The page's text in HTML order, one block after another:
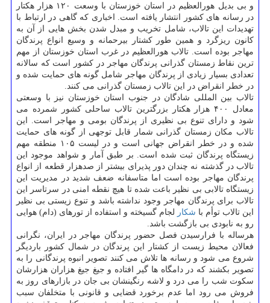
و بی بدیل هورالعظیم در استان خوزستان با وسعت ۱۲۰ هزار هكتار
در رسانه های كشور انتشار یافته است. اخباری كه گاهی در ارتباط با
تهدیدات این تالاب، شامل تخریب و مبدل شدن بخش هایی از آن به
كانون ریزگرد و همین طور كشتار بیرحمانه و وسیع انواع پرندگان
مهاجر بوده است. تالاب هورالعظیم در غرب استان خوزستان از مهم
ترین نقاط زمستان گذرانی پرندگان مهاجر در كشور است كه سالانه
تعدادی بسیار زیادی از پرندگان مهاجر شامل گونه های حمایت شده و
در خطر انقراض در این تالاب زمستان گذرانی می كنند.
تالاب بین المللی شادگان در جنوب استان خوزستان نیز با وسعتی
معادل ۴۰۰ هزار هكتار بزرگترین تالاب ساحلی كشور شمرده می
شود و دارای تنوع بی نظیری از پرندگان بومی و مهاجر است. این
تالاب مكان زمستان گذرانی شمار قابل توجهی از گونه های حمایت
شده و در خطر انقراض جهانی است و در لیست ۱۰۵ منطقه مهم
زیستگاه پرندگان ثبت شده است. بر طبق آمار و شواهد موجود این
تالاب در گذشته نه چندان دور پذیرای بیشتر از صدهزار قطعه از انواع
پرندگان مهاجر بوده است اما متاسفانه ضعف شدید در مدیریت این
زیستگاه تالابی بی نظیر باعت شده تا هیچ نقطه امنی در سرتاسر این
تالاب برای پرندگان مهاجر وجود نداشته باشد و تنوع زیستی بی نظیر
این تالاب توأم با شكار لجام گسیخته و استفاده از تورهای (دام) هوایی
رو به نابودی بی بازگشت باشد.
هرساله با فرارسیدن فصل حضور پرندگان مهاجر در ایران، نگرانی
فعالان محیط زیست از كشتار این پرندگان در شمال كشور باردیگر
شروع می شود و رسانه ها تلاش می كنند تصویر انبوه پرندگانی را به
تصویر بكشند كه در دامگاه ها گیر افتاده و جیغ جیغ هزاران هزارشان
سكوت شب را می درد و لاشه رنگینشان بی جان در بازارهای روز به
فروش می رود اما عدم برخورد قضایی و قانونی با متخلفان سبب